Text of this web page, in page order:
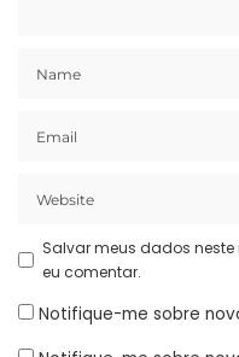
Salvar meus dados
eu comentar.
Notifique-me sobre